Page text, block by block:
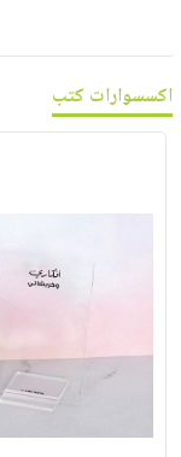
أطفال
مناسبات
أسئلة
يتكرر
طرحها
معنا
نشرة
اكسسوارات كتب